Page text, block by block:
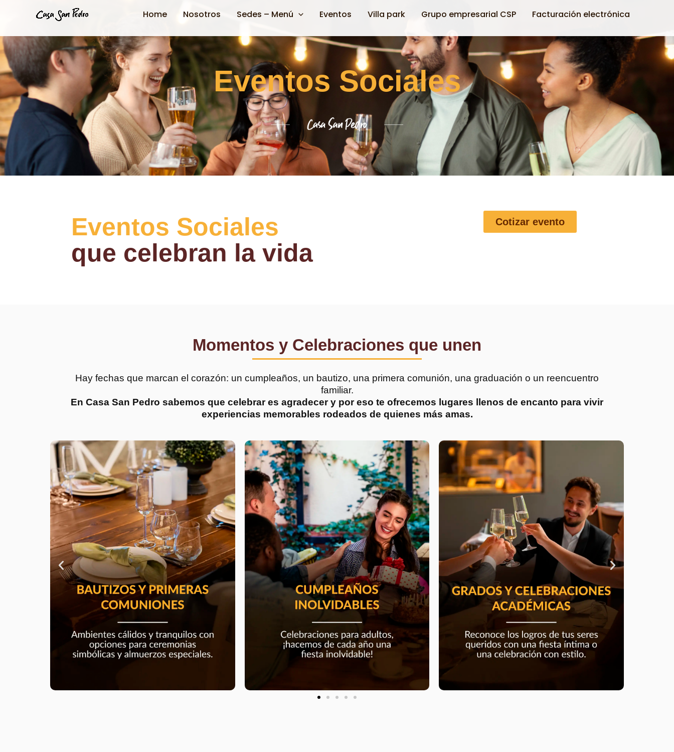
Home Nosotros Sedes – Menú Eventos Villa park Grupo empresarial CSP Facturación electrónica
Eventos Sociales
Eventos Sociales
que celebran la vida
Cotizar evento
Momentos y Celebraciones que unen
Hay fechas que marcan el corazón: un cumpleaños, un bautizo, una primera comunión, una graduación o un reencuentro
familiar.
En Casa San Pedro sabemos que celebrar es agradecer y por eso te ofrecemos lugares llenos de encanto para vivir
experiencias memorables rodeados de quienes más amas.